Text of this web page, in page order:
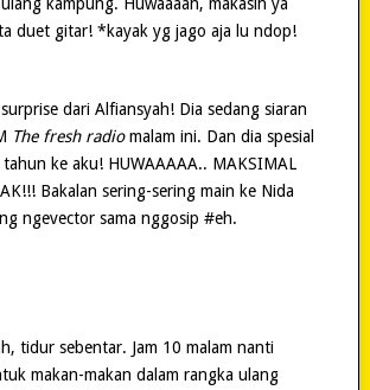
duet gitar! *kayak yg jago aja lu ndop!
dari Alfiansyah! Dia sedang siaran
The fresh radiomalam ini. Dan dia spesial
ke aku! HUWAAAAA.. MAKSIMAL
Bakalan sering-sering main ke Nida
ngevector sama nggosip #eh.
tidur sebentar. Jam 10 malam nanti
makan-makan dalam rangka ulang